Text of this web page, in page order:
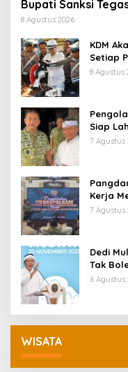
Bupati Sanksi
8 Agustus 2026
KDM
Setiap
8 Agustus
Siap
Jawa
7 Agustus
Kerja
7 Agustus
Dedi
Tak
Ekonomi
6 Agustus
WISATA